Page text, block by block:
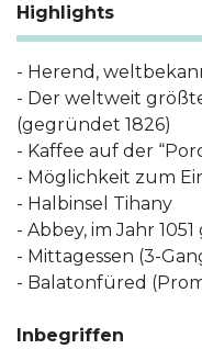
Highlights
- Herend,
- Der weltweit
(gegründet 1826)
- Kaffee auf der
- Möglichkeit zum
- Halbinsel Tihany
- Abbey, im Jahr
- Mittagessen (3-
- Balatonfüred
Inbegriffen